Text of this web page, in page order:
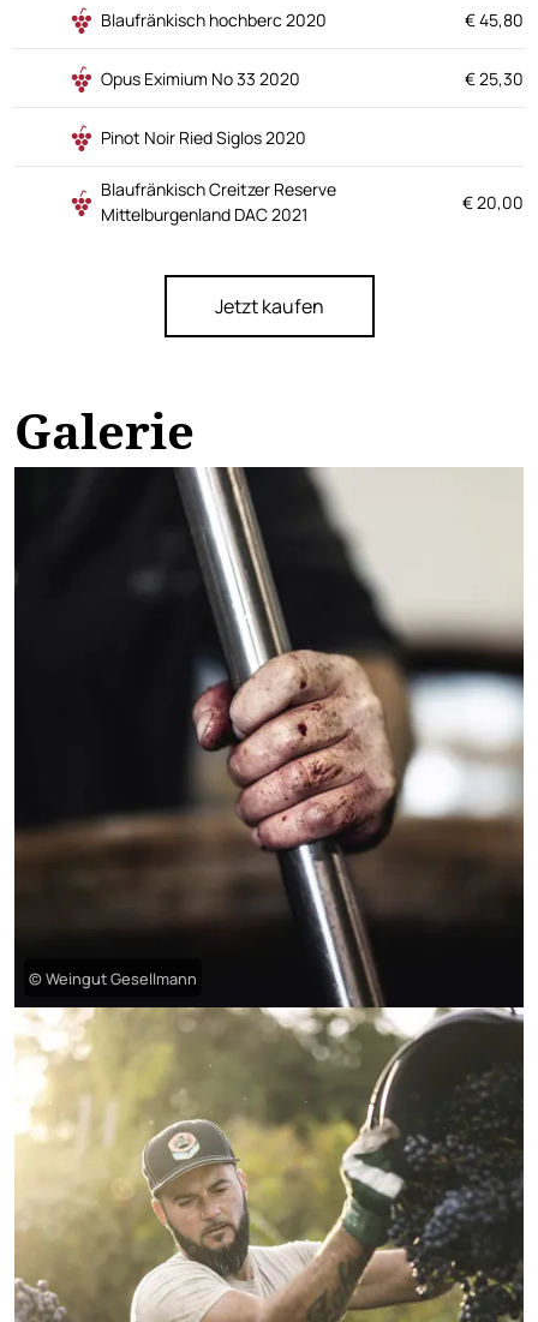
Blaufränkisch hochberc 2020 € 45,80
Opus Eximium No 33 2020 € 25,30
Pinot Noir Ried Siglos 2020
Blaufränkisch Creitzer Reserve
Mittelburgenland DAC 2021
€ 20,00
Jetzt kaufen
Galerie
© Weingut Gesellmann